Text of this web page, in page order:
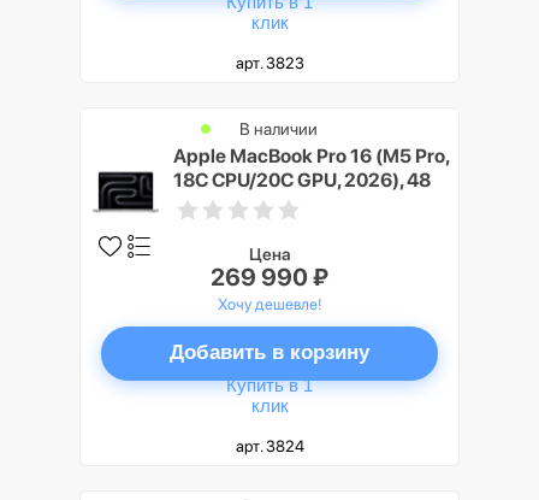
клик
арт. 3823
Apple MacBook Pro 16 (M5 Pro,
18C CPU/20C GPU, 2026), 48
ГБ, 4 ТБ SSD, Серебристый
В наличии
Цена
269 990 ₽
Хочу дешевле!
Добавить в корзину
Купить в 1
клик
арт. 3824